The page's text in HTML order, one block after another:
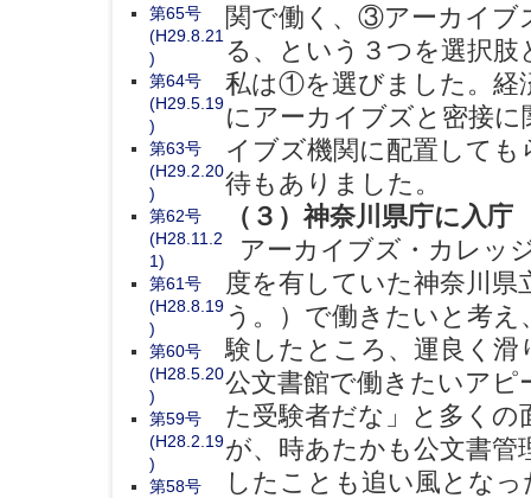
関で働く、③アーカイブ
る、という３つを選択
私は①を選びました。経
にアーカイブズと密接
イブズ機関に配置して
待もありました。
（３）神奈川県庁に入庁
アーカイブズ・カレッ
度を有していた神奈川県
う。）で働きたいと考
験したところ、運良く
公文書館で働きたいア
た受験者だな」と多く
が、時あたかも公文書管
したことも追い風とな
第65号
(H29.8.21
)
第64号
(H29.5.19
)
第63号
(H29.2.20
)
第62号
(H28.11.2
1)
第61号
(H28.8.19
)
第60号
(H28.5.20
)
第59号
(H28.2.19
)
第58号